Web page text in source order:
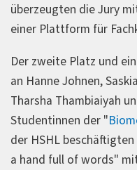
überzeugten die Jury
einer Plattform für
Der zweite Platz und
an Hanne Johnen,
Tharsha Thambiaiyah
Studentinnen der "
der HSHL
a hand full of words"